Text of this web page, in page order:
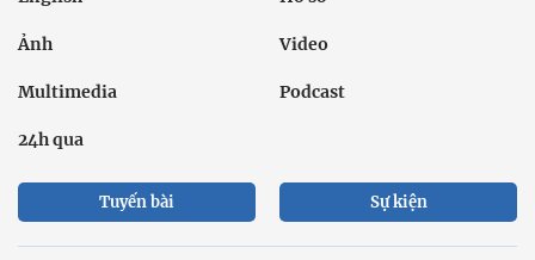
Ảnh Video
Multimedia Podcast
24h qua
Tuyến bài Sự kiện